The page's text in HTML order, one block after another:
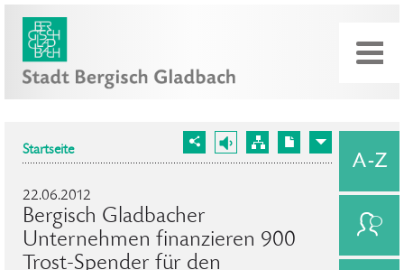
Startseite
22.06.2012
Bergisch Gladbacher
Unternehmen finanzieren 900
Trost-Spender für den